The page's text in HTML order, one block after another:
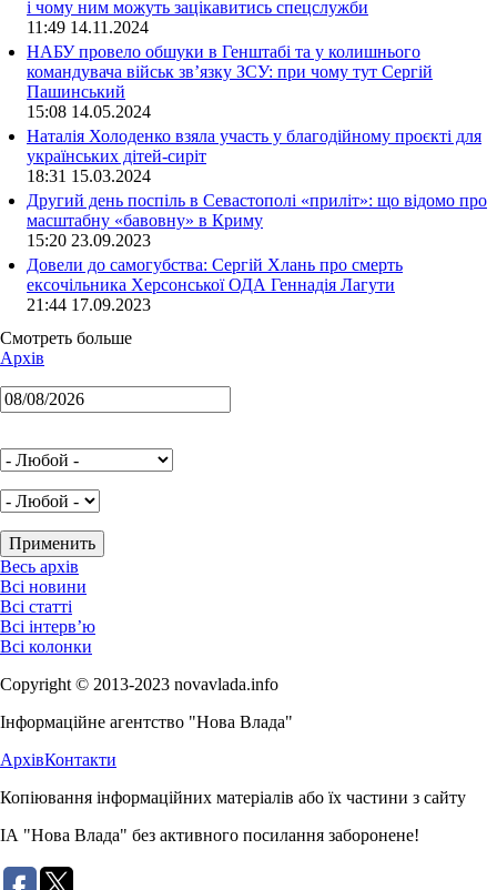
і чому ним можуть зацікавитись спецслужби
11:49 14.11.2024
НАБУ провело обшуки в Генштабі та у колишнього
командувача військ зв’язку ЗСУ: при чому тут Сергій
Пашинський
15:08 14.05.2024
Наталія Холоденко взяла участь у благодійному проєкті для
українських дітей-сиріт
18:31 15.03.2024
Другий день поспіль в Севастополі «приліт»: що відомо про
масштабну «бавовну» в Криму
15:20 23.09.2023
Довели до самогубства: Сергій Хлань про смерть
ексочільника Херсонської ОДА Геннадія Лагути
21:44 17.09.2023
Смотреть больше
Архів
Весь архів
Всі новини
Всі статті
Всі інтерв’ю
Всі колонки
Copyright © 2013-2023 novavlada.info
Інформаційне агентство "Нова Влада"
АрхівКонтакти
Копіювання інформаційних матеріалів або їх частини з сайту
ІА "Нова Влада" без активного посилання заборонене!